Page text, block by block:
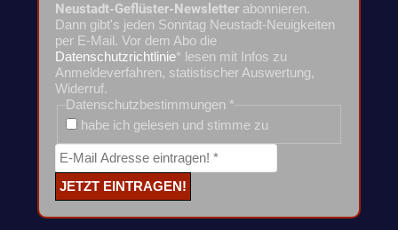
Neustadt-Geflüster-Newsletter abonnieren.
Dann gibt's jeden Sonntag Neustadt-Neuigkeiten
per E-Mail. Vor dem Abo die
Datenschutzrichtlinie* lesen mit Infos zu
Anmeldeverfahren, statistischer Auswertung,
Widerruf.
Datenschutzbestimmungen *
habe ich gelesen und stimme zu